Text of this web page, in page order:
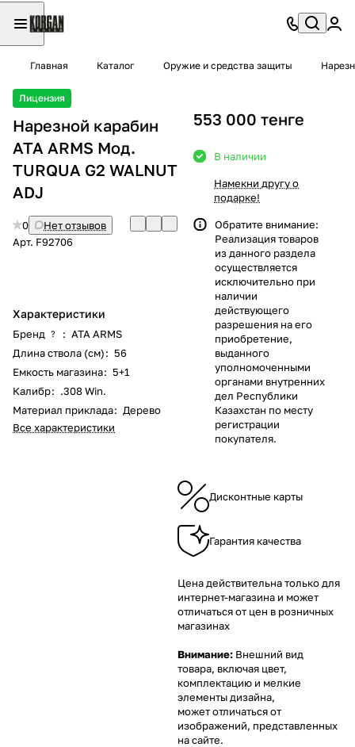
Главная Каталог Оружие и средства защиты
Лицензия
Нарезной карабин
ATA ARMS Мод.
TURQUA G2 WALNUT
ADJ
0
Нет отзывов
Арт. F92706
Характеристики
Бренд ? : ATA ARMS
Длина ствола (см): 56
Емкость магазина: 5+1
Калибр: .308 Win.
Материал приклада: Дерево
Все характеристики
553 000 тенге
В наличии
Намекни другу о
подарке!
Обратите внимание:
Реализация товаров
из данного раздела
осуществляется
исключительно при
наличии
действующего
разрешения на его
приобретение,
выданного
уполномоченными
органами внутренних
дел Республики
Казахстан по месту
регистрации
покупателя.
Дисконтные карты
Гарантия качества
Цена действительна только для
интернет-магазина и может
отличаться от цен в розничных
магазинах
Внимание: Внешний вид
товара, включая цвет,
комплектацию и мелкие
элементы дизайна,
может отличаться от
изображений, представленных
на сайте.